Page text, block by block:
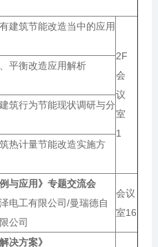
建筑节能改造当中的应用
2F
会
议
室
1
、平衡改造应用解析
筑行为节能现状调研与分
热计量节能改造实施方
与应用》专题交流会
电工有限公司/曼瑞德自
公司
会议
室16
决方案》